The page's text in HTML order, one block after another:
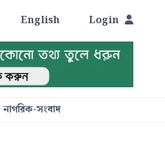
English Login
নাগরিক-সংবাদ